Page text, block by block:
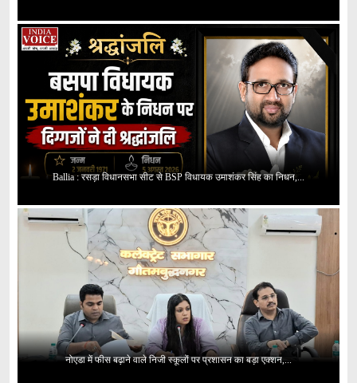
Ballia : रसड़ा विधानसभा सीट से BSP विधायक उमाशंकर सिंह का निधन,...
नोएडा में फीस बढ़ाने वाले निजी स्कूलों पर प्रशासन का बड़ा एक्शन,...